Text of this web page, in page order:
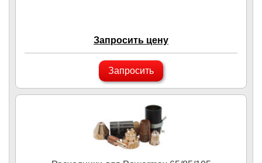
Запросить цену
Запросить